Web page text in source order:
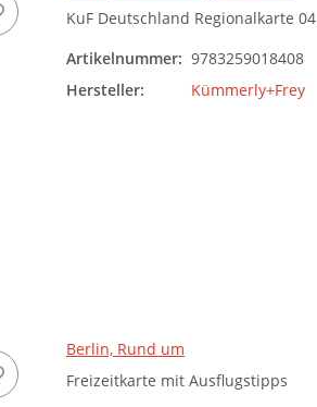
KuF Deutschland Regionalkarte 04
Artikelnummer: 9783259018408
Hersteller:
Kümmerly+Frey
Berlin, Rund um
Freizeitkarte mit Ausflugstipps